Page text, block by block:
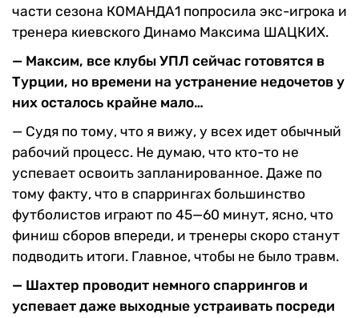
части сезона КОМАНДА1 попросила экс-игрока и
тренера киевского Динамо Максима ШАЦКИХ.
— Максим, все клубы УПЛ сейчас готовятся в
Турции, но времени на устранение недочетов у
них осталось крайне мало…
— Судя по тому, что я вижу, у всех идет обычный
рабочий процесс. Не думаю, что кто-то не
успевает освоить запланированное. Даже по
тому факту, что в спаррингах большинство
футболистов играют по 45—60 минут, ясно, что
финиш сборов впереди, и тренеры скоро станут
подводить итоги. Главное, чтобы не было травм.
— Шахтер проводит немного спаррингов и
успевает даже выходные устраивать посреди